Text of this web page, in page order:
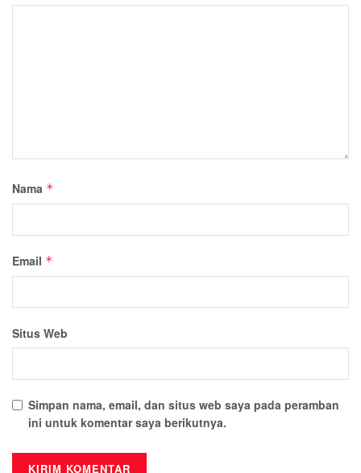
Nama *
Email *
Situs Web
Simpan nama, email, dan situs web saya pada peramban
ini untuk komentar saya berikutnya.